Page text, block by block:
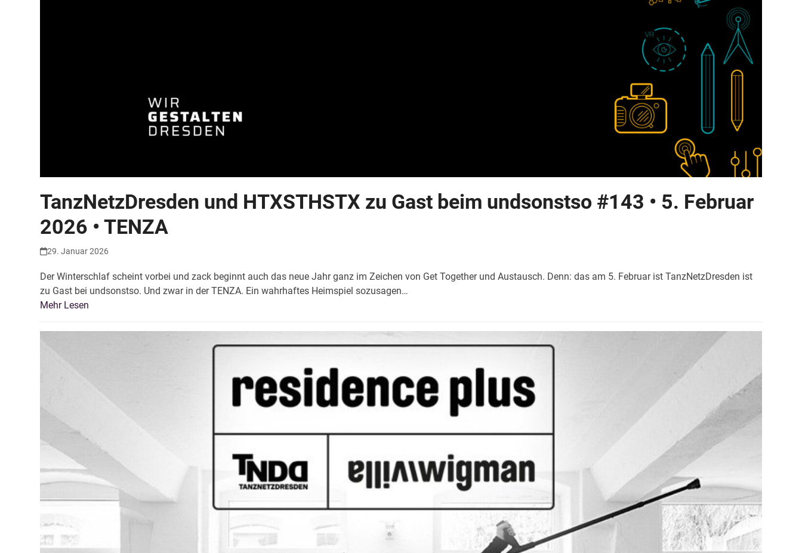
TanzNetzDresden und HTXSTHSTX zu Gast beim undsonstso #143 • 5. Februar
2026 • TENZA
29. Januar 2026
Der Winterschlaf scheint vorbei und zack beginnt auch das neue Jahr ganz im Zeichen von Get Together und Austausch. Denn: das am 5. Februar ist TanzNetzDresden ist
zu Gast bei undsonstso. Und zwar in der TENZA. Ein wahrhaftes Heimspiel sozusagen…
Mehr Lesen